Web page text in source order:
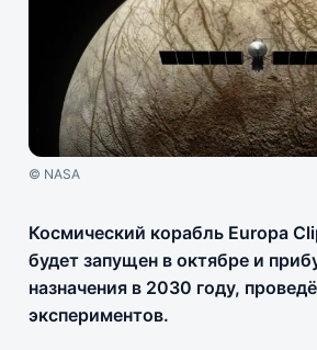
© NASA
Космический корабль Europa
будет запущен в октябре и
назначения в 2030 году,
экспериментов.